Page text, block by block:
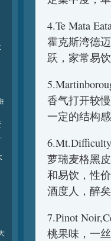
4.Te Mata
霍克斯湾德
跃，家常易
香气打开较
一定的结构
萝瑞麦格黑
和易饮，性
酒度人，醉
7.Pinot
桃果味，一